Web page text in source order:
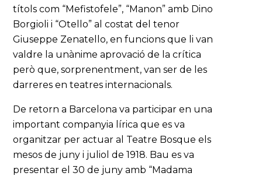
títols com “Mefistofele”, “Manon” amb Dino
Borgioli i “Otello” al costat del tenor
Giuseppe Zenatello, en funcions que li van
valdre la unànime aprovació de la crítica
però que, sorprenentment, van ser de les
darreres en teatres internacionals.
De retorn a Barcelona va participar en una
important companyia lírica que es va
organitzar per actuar al Teatre Bosque els
mesos de juny i juliol de 1918. Bau es va
presentar el 30 de juny amb “Madama